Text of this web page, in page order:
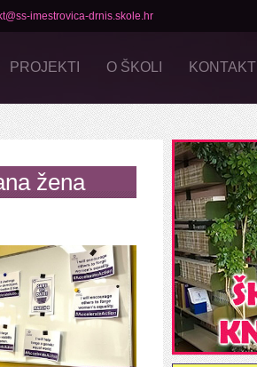
imestrovica-drnis.skole.hr
PROJEKTI O ŠKOLI KONTAKT
žena